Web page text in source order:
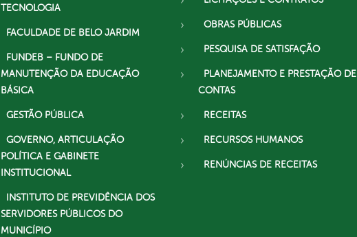
TECNOLOGIA
FACULDADE DE BELO JARDIM
FUNDEB – FUNDO DE
MANUTENÇÃO DA EDUCAÇÃO
BÁSICA
GESTÃO PÚBLICA
GOVERNO, ARTICULAÇÃO
POLÍTICA E GABINETE
INSTITUCIONAL
INSTITUTO DE PREVIDÊNCIA DOS
SERVIDORES PÚBLICOS DO
MUNICÍPIO
OBRAS PÚBLICAS
PESQUISA DE SATISFAÇÃO
PLANEJAMENTO E PRESTAÇÃO DE
CONTAS
RECEITAS
RECURSOS HUMANOS
RENÚNCIAS DE RECEITAS